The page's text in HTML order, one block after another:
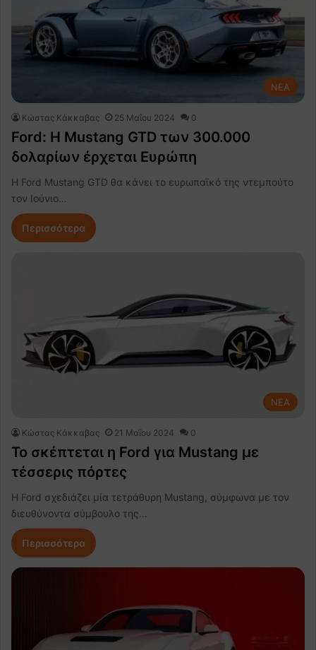
NEA
Κώστας Κάκκαβας 25 Μαΐου 2024 0
Ford: H Mustang GTD των 300.000
δολαρίων έρχεται Ευρώπη
Η Ford Mustang GTD θα κάνει το ευρωπαϊκό της ντεμπούτο
τον Ιούνιο…
Περισσότερα
NEA
Κώστας Κάκκαβας 21 Μαΐου 2024 0
Το σκέπτεται η Ford για Mustang με
τέσσερις πόρτες
Η Ford σχεδιάζει μία τετράθυρη Mustang, σύμφωνα με τον
διευθύνοντα σύμβουλο της…
Περισσότερα